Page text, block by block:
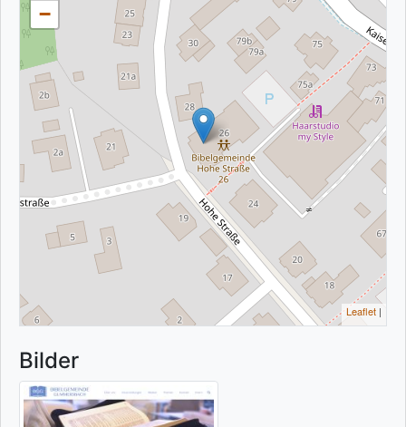
−
Leaflet |
Bilder